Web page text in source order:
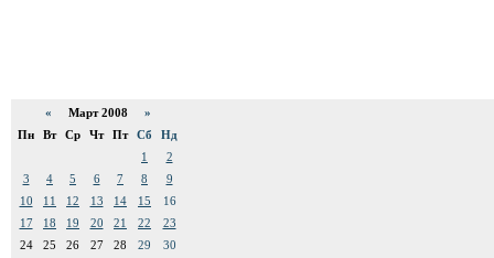
« Март 2008 »
Пн
Вт Ср Чт Пт Сб
Нд
1
2
3
4 5 6 7 8
9
10
11 12 13 14 15
16
17
18 19 20 21 22
23
24
25 26 27 28 29
30